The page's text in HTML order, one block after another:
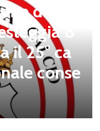
da cel
8
il 25° ca
conse